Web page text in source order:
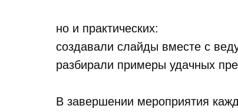
но и практических:
создавали слайды вместе с
разбирали примеры удачных
В завершении мероприятия